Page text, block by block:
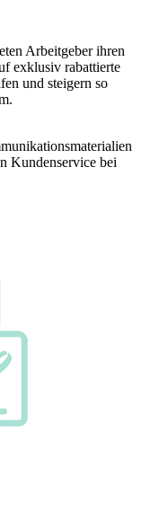
Arbeitgeber ihren
exklusiv rabattierte
und steigern so
Kundenservice bei